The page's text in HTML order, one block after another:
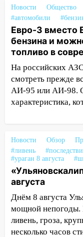
17:15
В
ремонтируют
готов, ещё
17:00
урагана 8
16:38
области на 9
16:34 Из-за
Ульяновске
16:17
Ульяновской
100 тысяч
15:17 В
Ульяновской
тысяч
15:04
Новости Общество
#автомобили
Евро-3 вместо
бензина и
топливо в
На российских
смотреть прежде
АИ-95 или АИ-98.
характеристика,
Новости Обзор
#ливень
#ураган 8 августа
августа
Днём 8 августа
мощной непогоды.
ливень, гроза,
несколько часов